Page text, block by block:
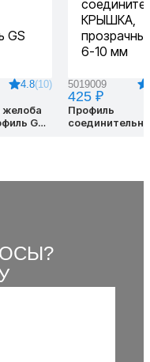
4.8(10)
GS
5019009
425 ₽
Профиль